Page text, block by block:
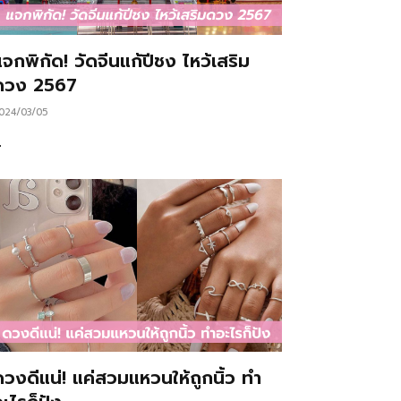
กพิกัด! วัดจีนแก้ปีชง ไหว้เสริม
ง 2567
03/05
งดีแน่! แค่สวมแหวนให้ถูกนิ้ว ทำ